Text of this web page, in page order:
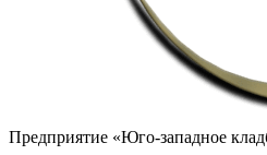
Предприятие «Юго-западное